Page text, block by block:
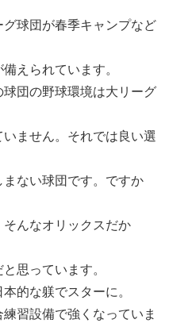
球団が春季キャンプなど
えられています。
団の野球環境は大リーグ
ません。それでは良い選
ない球団です。ですか
んなオリックスだか
思っています。
的な躾でスターに。
習設備で強くなっていま